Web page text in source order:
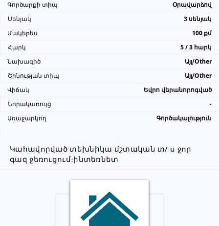
Գործարքի տիպ
Օրավարձով
Սենյակ
3 սենյակ
Մակերես
100 քմ
Հարկ
5 / 3 հարկ
Նախագիծ
Այլ/Other
Շինության տիպ
Այլ/Other
Վիճակ
Եվրո վերանորոգված
Նորակառույց
-
Առաջարկող
Գործակալություն
Կահավորված տեխնիկա մշտական տ/ ս ջոր
գազ ջեռուցում։ինտեռնետ